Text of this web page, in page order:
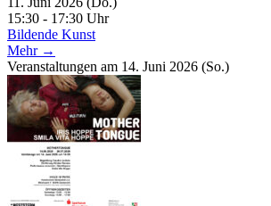
15:30 - 17:30 Uhr
Bildende Kunst
Mehr →
Veranstaltungen am 14. Juni 2026 (So.)